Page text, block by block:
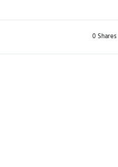
0 Shares